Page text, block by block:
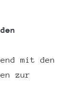
mit den
zur